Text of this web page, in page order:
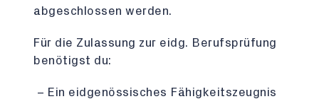
abgeschlossen werden.
Für die Zulassung zur eidg. Berufsprüfung
benötigst du:
Ein eidgenössisches Fähigkeitszeugnis